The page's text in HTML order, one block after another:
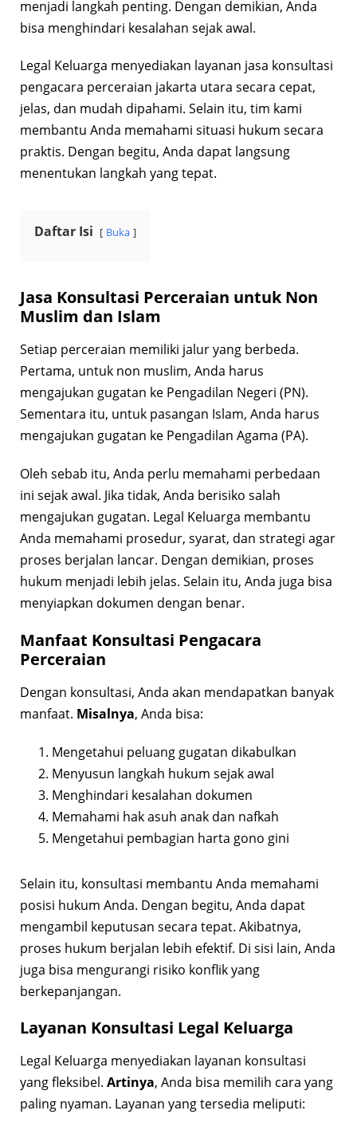
menjadi langkah penting. Dengan demikian, Anda
bisa menghindari kesalahan sejak awal.
Legal Keluarga menyediakan layanan jasa konsultasi
pengacara perceraian jakarta utara secara cepat,
jelas, dan mudah dipahami. Selain itu, tim kami
membantu Anda memahami situasi hukum secara
praktis. Dengan begitu, Anda dapat langsung
menentukan langkah yang tepat.
Daftar Isi Buka
Jasa Konsultasi Perceraian untuk Non
Muslim dan Islam
Setiap perceraian memiliki jalur yang berbeda.
Pertama, untuk non muslim, Anda harus
mengajukan gugatan ke Pengadilan Negeri (PN).
Sementara itu, untuk pasangan Islam, Anda harus
mengajukan gugatan ke Pengadilan Agama (PA).
Oleh sebab itu, Anda perlu memahami perbedaan
ini sejak awal. Jika tidak, Anda berisiko salah
mengajukan gugatan. Legal Keluarga membantu
Anda memahami prosedur, syarat, dan strategi agar
proses berjalan lancar. Dengan demikian, proses
hukum menjadi lebih jelas. Selain itu, Anda juga bisa
menyiapkan dokumen dengan benar.
Manfaat Konsultasi Pengacara
Perceraian
Dengan konsultasi, Anda akan mendapatkan banyak
manfaat. Misalnya, Anda bisa:
Mengetahui peluang gugatan dikabulkan
Menyusun langkah hukum sejak awal
Menghindari kesalahan dokumen
Memahami hak asuh anak dan nafkah
Mengetahui pembagian harta gono gini
Selain itu, konsultasi membantu Anda memahami
posisi hukum Anda. Dengan begitu, Anda dapat
mengambil keputusan secara tepat. Akibatnya,
proses hukum berjalan lebih efektif. Di sisi lain, Anda
juga bisa mengurangi risiko konflik yang
berkepanjangan.
Layanan Konsultasi Legal Keluarga
Legal Keluarga menyediakan layanan konsultasi
yang fleksibel. Artinya, Anda bisa memilih cara yang
paling nyaman. Layanan yang tersedia meliputi: